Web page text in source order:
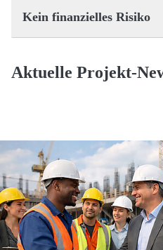
Kein finanzielles Risiko
Aktuelle Projekt-